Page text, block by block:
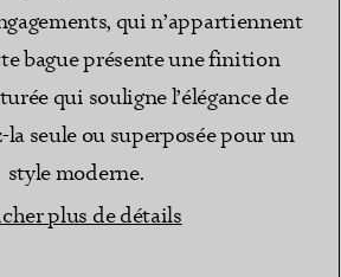
qui n’appartiennent
bague présente une finition
qui souligne l’élégance de
la seule ou superposée pour un
style moderne.
plus de détails